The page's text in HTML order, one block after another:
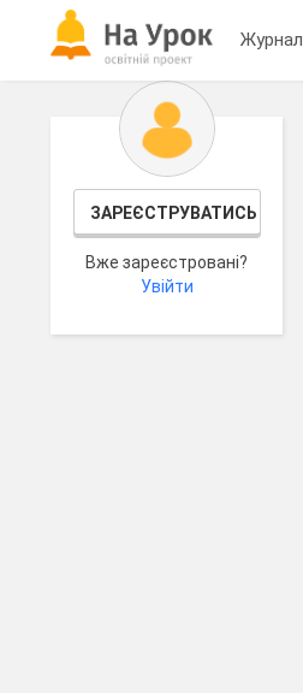
Журнал
ЗАРЕЄСТРУВАТИСЬ
Вже зареєстровані?
Увійти